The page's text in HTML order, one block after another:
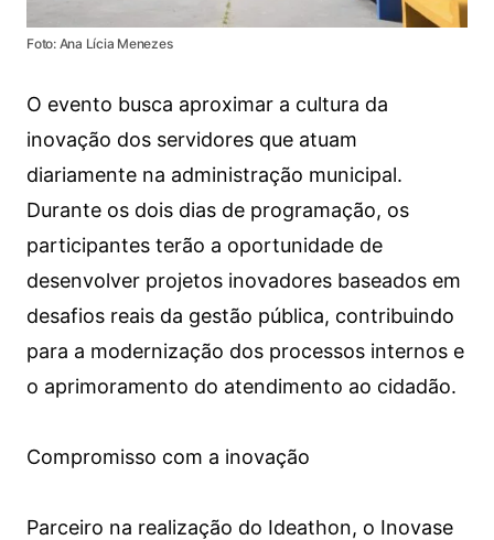
Foto: Ana Lícia Menezes
O evento busca aproximar a cultura da
inovação dos servidores que atuam
diariamente na administração municipal.
Durante os dois dias de programação, os
participantes terão a oportunidade de
desenvolver projetos inovadores baseados em
desafios reais da gestão pública, contribuindo
para a modernização dos processos internos e
o aprimoramento do atendimento ao cidadão.
Compromisso com a inovação
Parceiro na realização do Ideathon, o Inovase